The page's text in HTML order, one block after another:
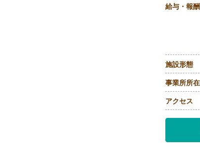
給与・報酬
施設形態
事業所所
アクセス